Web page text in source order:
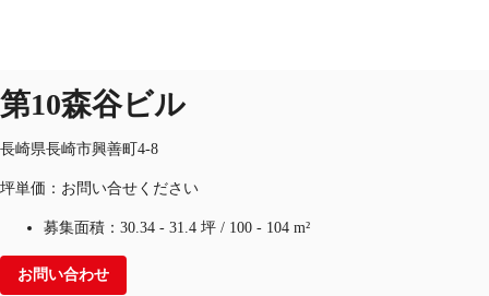
オフィス・事務所
第10森谷ビル
長崎県長崎市興善町4-8
坪単価：お問い合せください
募集面積： 30.34 - 31.4 坪 / 100 - 104 m²
お問い合わせ